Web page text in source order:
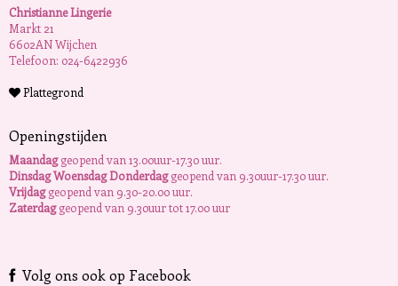
Christianne Lingerie
Markt 21
6602AN Wijchen
Telefoon: 024-6422936
Plattegrond
Openingstijden
Maandaggeopend van 13.00uur-17.30 uur.
Dinsdag Woensdag Donderdaggeopend van 9.30uur-17.30 uur.
Vrijdaggeopend van 9.30-20.00 uur.
Zaterdaggeopend van 9.30uur tot 17.00 uur
Volg ons ook op Facebook